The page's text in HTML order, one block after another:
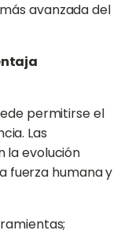
avanzada del
permitirse el
Las
la evolución
fuerza humana y